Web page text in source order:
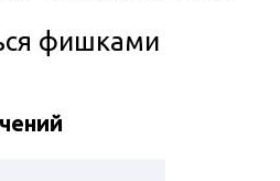
фишками